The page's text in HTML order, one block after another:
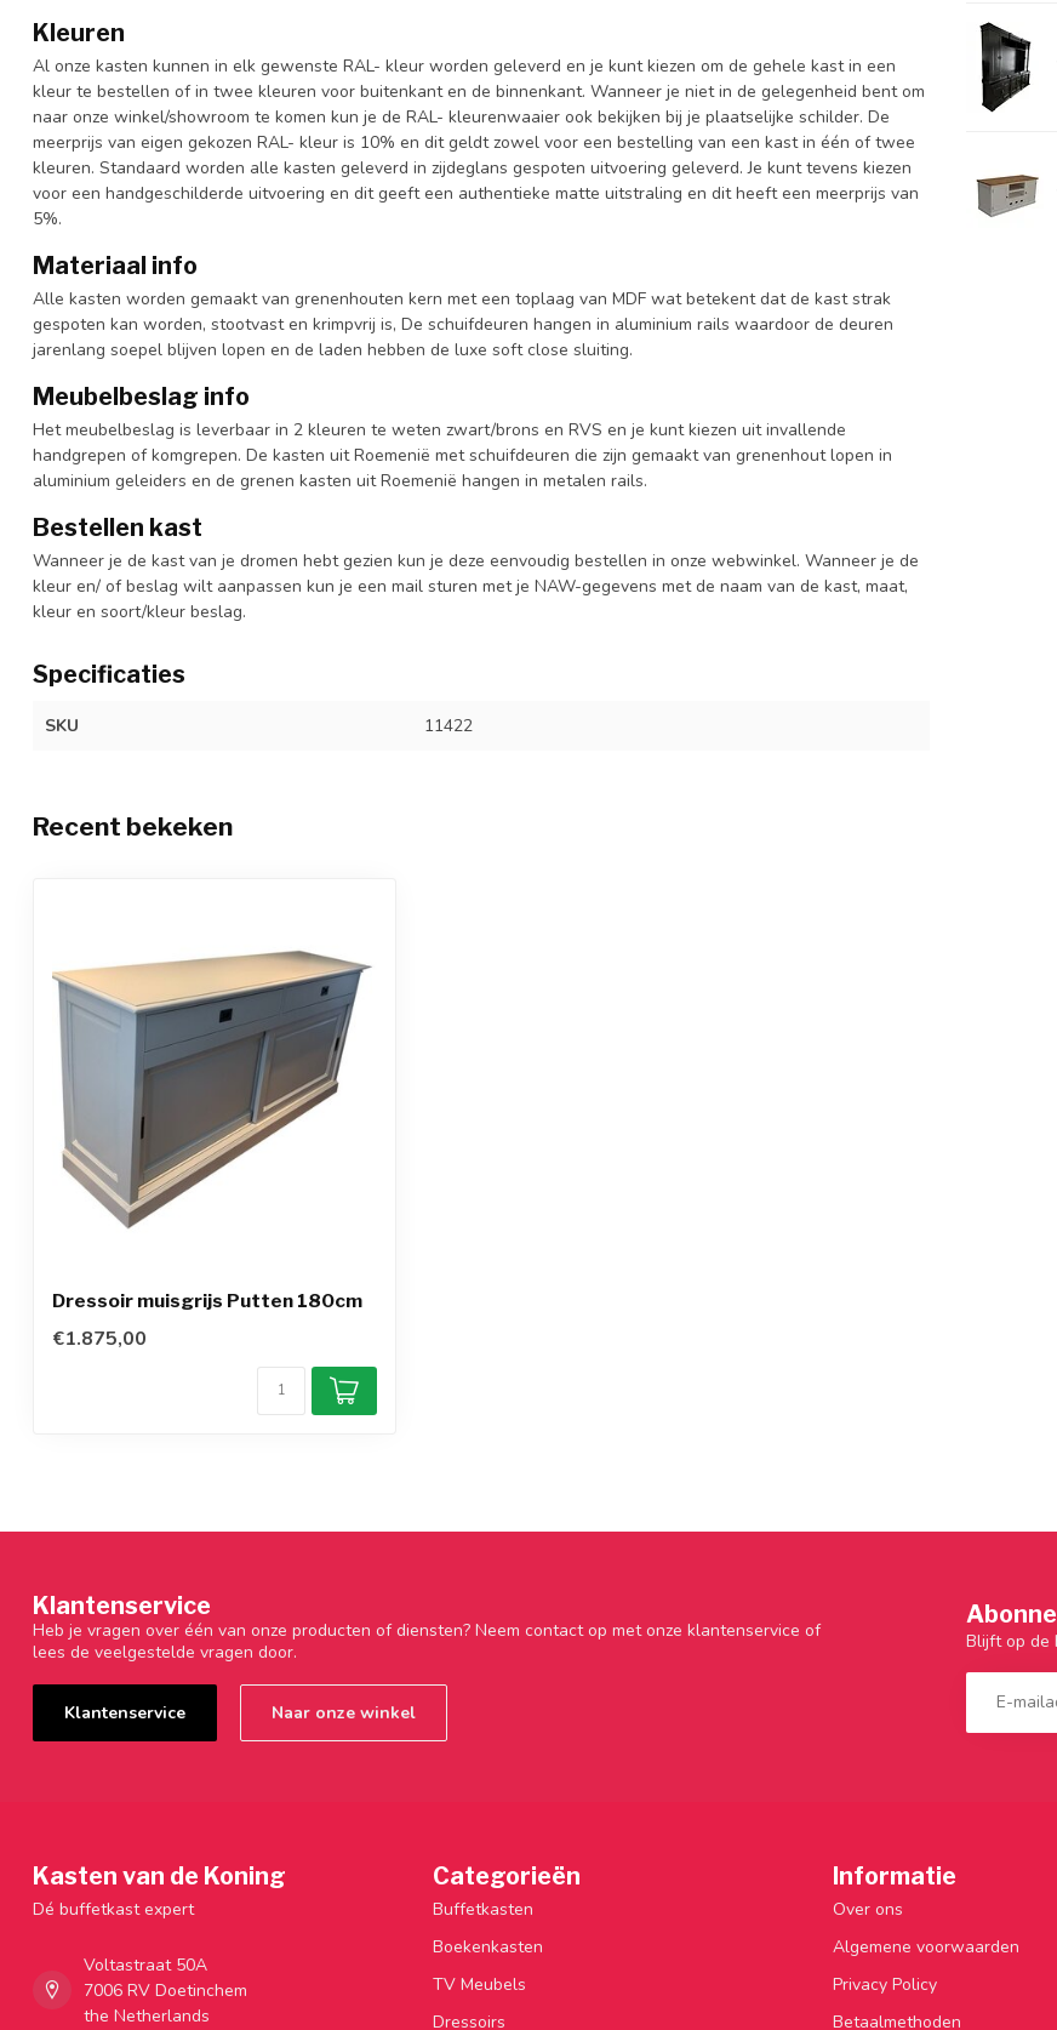
Kleuren
Al onze kasten kunnen in elk gewenste RAL- kleur worden geleverd en je kunt kiezen om de gehele kast in een
kleur te bestellen of in twee kleuren voor buitenkant en de binnenkant. Wanneer je niet in de gelegenheid bent om
naar onze winkel/showroom te komen kun je de RAL- kleurenwaaier ook bekijken bij je plaatselijke schilder. De
meerprijs van eigen gekozen RAL- kleur is 10% en dit geldt zowel voor een bestelling van een kast in één of twee
kleuren. Standaard worden alle kasten geleverd in zijdeglans gespoten uitvoering geleverd. Je kunt tevens kiezen
voor een handgeschilderde uitvoering en dit geeft een authentieke matte uitstraling en dit heeft een meerprijs van
5%.
Materiaal info
Alle kasten worden gemaakt van grenenhouten kern met een toplaag van MDF wat betekent dat de kast strak
gespoten kan worden, stootvast en krimpvrij is, De schuifdeuren hangen in aluminium rails waardoor de deuren
jarenlang soepel blijven lopen en de laden hebben de luxe soft close sluiting.
Meubelbeslag info
Het meubelbeslag is leverbaar in 2 kleuren te weten zwart/brons en RVS en je kunt kiezen uit invallende
handgrepen of komgrepen. De kasten uit Roemenië met schuifdeuren die zijn gemaakt van grenenhout lopen in
aluminium geleiders en de grenen kasten uit Roemenië hangen in metalen rails.
Bestellen kast
Wanneer je de kast van je dromen hebt gezien kun je deze eenvoudig bestellen in onze webwinkel. Wanneer je de
kleur en/ of beslag wilt aanpassen kun je een mail sturen met je NAW-gegevens met de naam van de kast, maat,
kleur en soort/kleur beslag.
Specificaties
SKU 11422
Recent bekeken
Dressoir muisgrijs Putten 180cm
€1.875,00
Klantenservice
Heb je vragen over één van onze producten of diensten? Neem contact op met onze klantenservice of
lees de veelgestelde vragen door.
Klantenservice Naar onze winkel
Blijft op de
Kasten van de Koning
Dé buffetkast expert
Voltastraat 50A
7006 RV Doetinchem
the Netherlands
Categorieën
Buffetkasten
Boekenkasten
TV Meubels
Dressoirs
Informatie
Over ons
Algemene voorwaarden
Privacy Policy
Betaalmethoden